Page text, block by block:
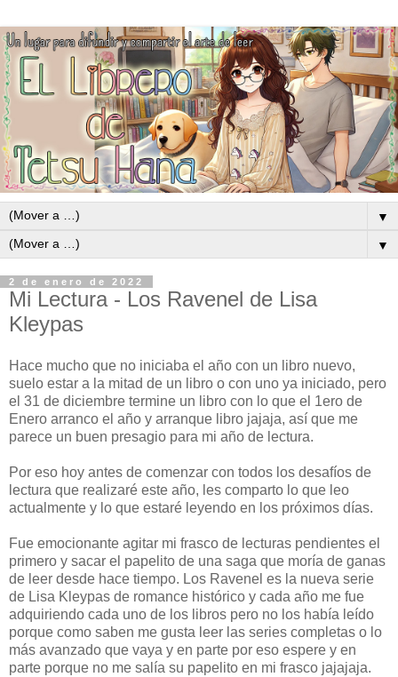
▼
▼
2 de enero de 2022
Mi Lectura - Los Ravenel de Lisa
Kleypas
Hace mucho que no iniciaba el año con un libro nuevo,
suelo estar a la mitad de un libro o con uno ya iniciado, pero
el 31 de diciembre termine un libro con lo que el 1ero de
Enero arranco el año y arranque libro jajaja, así que me
parece un buen presagio para mi año de lectura.
Por eso hoy antes de comenzar con todos los desafíos de
lectura que realizaré este año, les comparto lo que leo
actualmente y lo que estaré leyendo en los próximos días.
Fue emocionante agitar mi frasco de lecturas pendientes el
primero y sacar el papelito de una saga que moría de ganas
de leer desde hace tiempo. Los Ravenel es la nueva serie
de Lisa Kleypas de romance histórico y cada año me fue
adquiriendo cada uno de los libros pero no los había leído
porque como saben me gusta leer las series completas o lo
más avanzado que vaya y en parte por eso espere y en
parte porque no me salía su papelito en mi frasco jajajaja.